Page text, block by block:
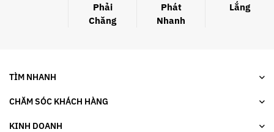
Phải
Chăng
Phát
Nhanh
Lắng
TÌM NHANH
CHĂM SÓC KHÁCH HÀNG
KINH DOANH